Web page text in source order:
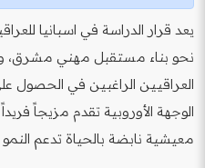
يعد قرار الدراسة في اسبانيا
نحو بناء مستقبل مهني مشرق،
العراقيين الراغبين في الحصول
الوجهة الأوروبية تقدم مزيجاً
معيشية نابضة بالحياة تدعم